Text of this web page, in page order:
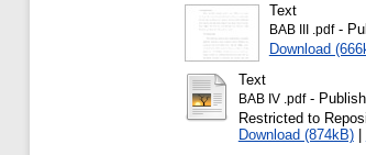
Text
BAB III .pdf-
Download
Text
BAB IV .pdf-
Restricted to
Download (874kB)|